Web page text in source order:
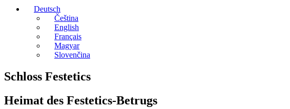
Deutsch
Čeština
English
Français
Magyar
Slovenčina
Schloss Festetics
Heimat des Festetics-Betrugs